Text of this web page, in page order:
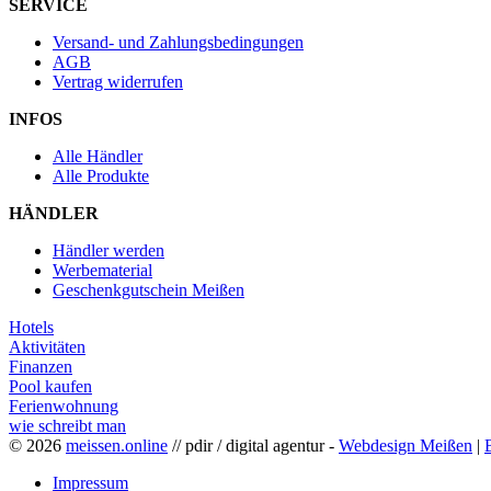
SERVICE
Versand- und Zahlungsbedingungen
AGB
Vertrag widerrufen
INFOS
Alle Händler
Alle Produkte
HÄNDLER
Händler werden
Werbematerial
Geschenkgutschein Meißen
Hotels
Aktivitäten
Finanzen
Pool kaufen
Ferienwohnung
wie schreibt man
© 2026 meissen.online // pdir / digital agentur - Webdesign Meißen |
Impressum